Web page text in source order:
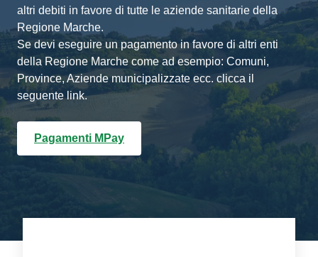
altri debiti in favore di tutte le aziende sanitarie della
Regione Marche.
Se devi eseguire un pagamento in favore di altri enti
della Regione Marche come ad esempio: Comuni,
Province, Aziende municipalizzate ecc. clicca il
seguente link.
Pagamenti MPay